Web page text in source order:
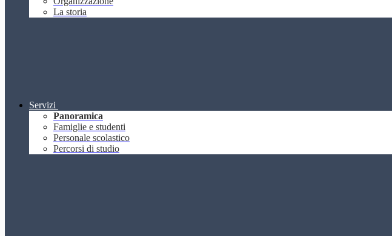
La storia
Servizi
Panoramica
Famiglie e studenti
Personale scolastico
Percorsi di studio